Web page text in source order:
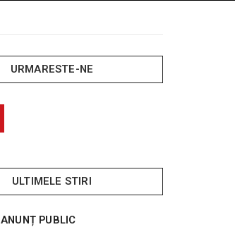
URMARESTE-NE
ULTIMELE STIRI
ANUNȚ PUBLIC